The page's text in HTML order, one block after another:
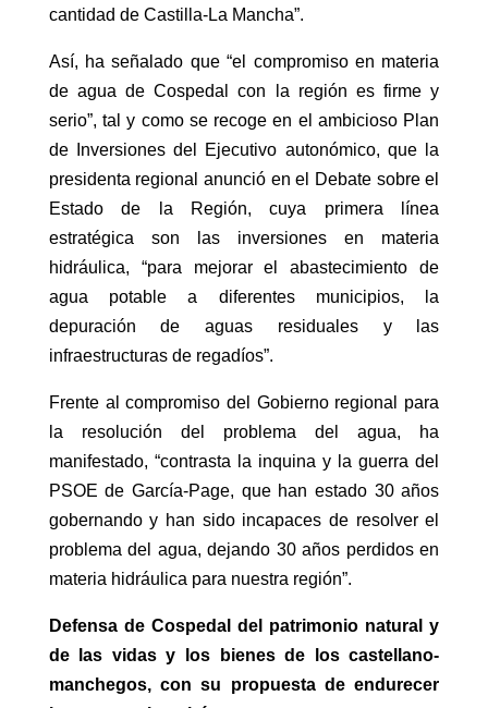
cantidad de Castilla-La Mancha”.
Así, ha señalado que “el compromiso en materia
de agua de Cospedal con la región es firme y
serio”, tal y como se recoge en el ambicioso Plan
de Inversiones del Ejecutivo autonómico, que la
presidenta regional anunció en el Debate sobre el
Estado de la Región, cuya primera línea
estratégica son las inversiones en materia
hidráulica, “para mejorar el abastecimiento de
agua potable a diferentes municipios, la
depuración de aguas residuales y las
infraestructuras de regadíos”.
Frente al compromiso del Gobierno regional para
la resolución del problema del agua, ha
manifestado, “contrasta la inquina y la guerra del
PSOE de García-Page, que han estado 30 años
gobernando y han sido incapaces de resolver el
problema del agua, dejando 30 años perdidos en
materia hidráulica para nuestra región”.
Defensa de Cospedal del patrimonio natural y
de las vidas y los bienes de los castellano-
manchegos, con su propuesta de endurecer